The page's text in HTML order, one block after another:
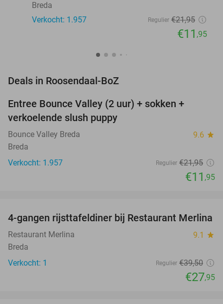
Breda
Verkocht: 1.957
Regulier €21,95
€11 ,95
Deals in Roosendaal-BoZ
Entree Bounce Valley (2 uur) + sokken +
verkoelende slush puppy
Bounce Valley Breda 9.6 star
Breda
Verkocht: 1.957
Regulier €21,95
€11 ,95
29%
NEW
TODAY
4-gangen rijsttafeldiner bij Restaurant Merlina
Restaurant Merlina 9.1 star
Breda
Verkocht: 1
Regulier €39,50
€27,95